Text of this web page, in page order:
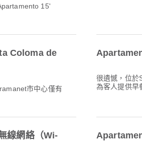
15'
Coloma de
市中心僅有
很遺憾，位
為客人提供早
線網絡（Wi-